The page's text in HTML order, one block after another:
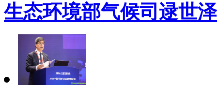
生态环境部气候司逯世